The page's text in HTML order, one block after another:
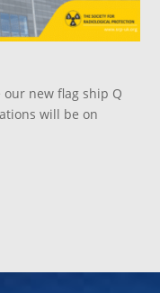
new flag ship Q
will be on